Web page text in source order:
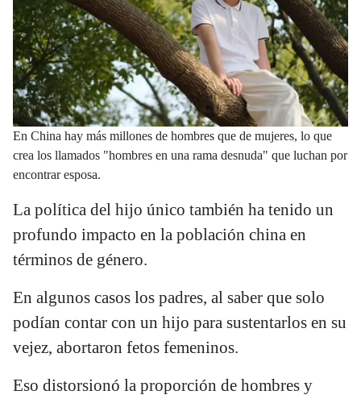
En China hay más millones de hombres que de mujeres, lo que
crea los llamados "hombres en una rama desnuda" que luchan por
encontrar esposa.
La política del hijo único también ha tenido un
profundo impacto en la población china en
términos de género.
En algunos casos los padres, al saber que solo
podían contar con un hijo para sustentarlos en su
vejez, abortaron fetos femeninos.
Eso distorsionó la proporción de hombres y